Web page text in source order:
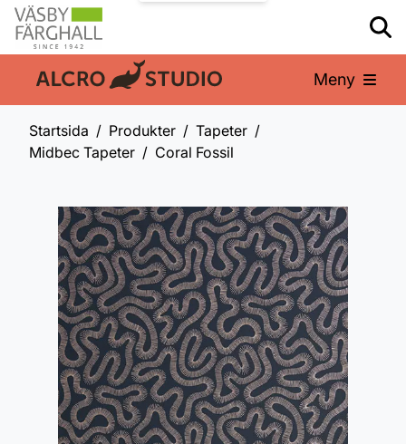
En del av: Meny
Startsida Produkter
Tapeter
Midbec Tapeter
Coral Fossil